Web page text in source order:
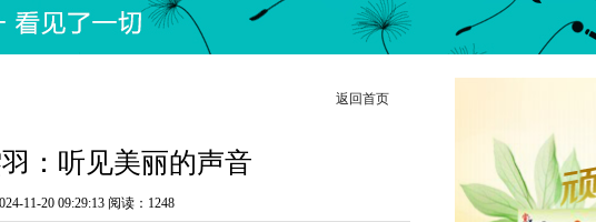
返回首页
：听见美丽的声音
11-20 09:29:13 阅读：1248